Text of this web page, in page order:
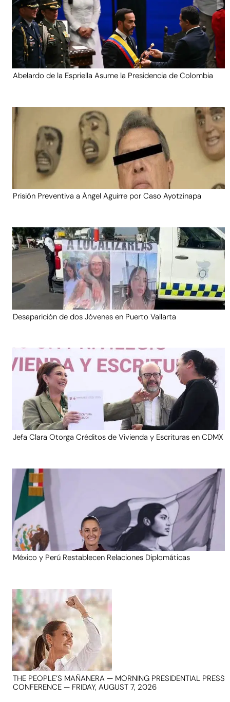
Abelardo de la Espriella Asume la Presidencia de Colombia
Prisión Preventiva a Ángel Aguirre por Caso Ayotzinapa
Desaparición de dos Jóvenes en Puerto Vallarta
Jefa Clara Otorga Créditos de Vivienda y Escrituras en CDMX
México y Perú Restablecen Relaciones Diplomáticas
THE PEOPLE’S MAÑANERA — MORNING PRESIDENTIAL PRESS
CONFERENCE — FRIDAY, AUGUST 7, 2026